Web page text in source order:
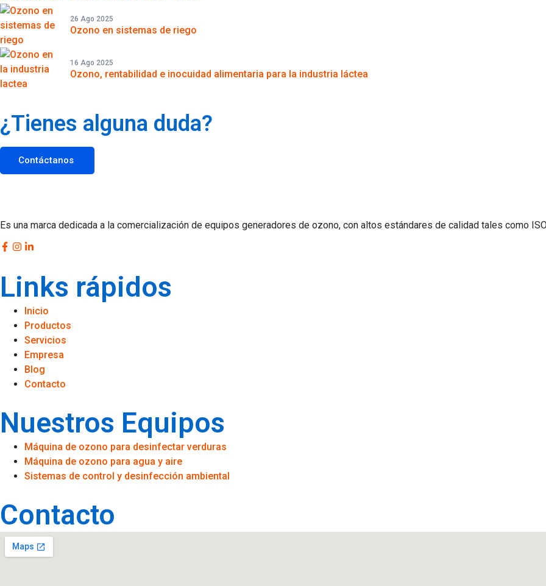
26 Ago 2025
Ozono en sistemas de riego
16 Ago 2025
Ozono, rentabilidad e inocuidad alimentaria para la industria láctea
¿Tienes alguna duda?
Contáctanos
Es una marca dedicada a la comercialización de equipos generadores de ozono, con altos estándares de calidad tales como
Links rápidos
Inicio
Productos
Servicios
Empresa
Blog
Contacto
Nuestros Equipos
Máquina de ozono para desinfectar verduras
Máquina de ozono para agua y aire
Sistemas de control y desinfección ambiental
Contacto